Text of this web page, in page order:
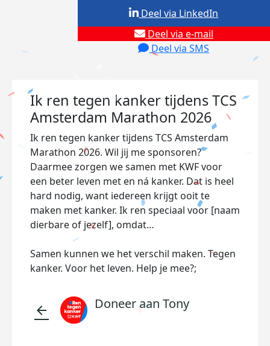
Deel via e-mail
Deel via SMS
Deel via LinkedIn
Ik ren tegen kanker tijdens TCS
Amsterdam Marathon 2026
Ik ren tegen kanker tijdens TCS Amsterdam
Marathon 2026. Wil jij me sponsoren?
Daarmee zorgen we samen met KWF voor
een beter leven met en ná kanker. Dat is heel
hard nodig, want iedereen krijgt ooit te
maken met kanker. Ik ren speciaal voor [naam
dierbare of jezelf], omdat…
Samen kunnen we het verschil maken. Tegen
kanker. Voor het leven. Help je mee?;
arrow_back Doneer aan Tony